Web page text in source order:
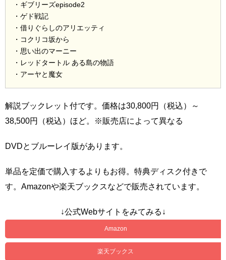
・ギブリーズepisode2
・ゲド戦記
・借りぐらしのアリエッティ
・コクリコ坂から
・思い出のマーニー
・レッドタートル ある島の物語
・アーヤと魔女
解説ブックレット付です。価格は30,800円（税込）～
38,500円（税込）ほど。※販売店によって異なる
DVDとブルーレイ版があります。
単品を定価で購入するよりもお得。特典ディスク付きで
す。Amazonや楽天ブックスなどで販売されています。
↓公式Webサイトをみてみる↓
Amazon
楽天ブックス